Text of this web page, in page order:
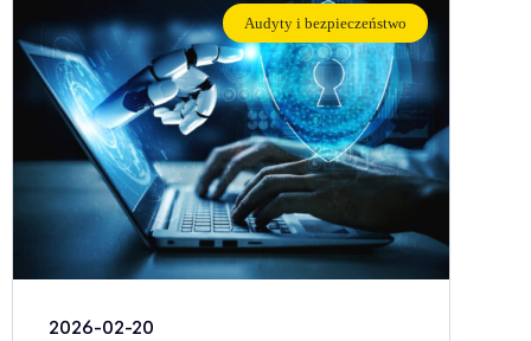
Audyty i bezpieczeństwo
2026-02-20